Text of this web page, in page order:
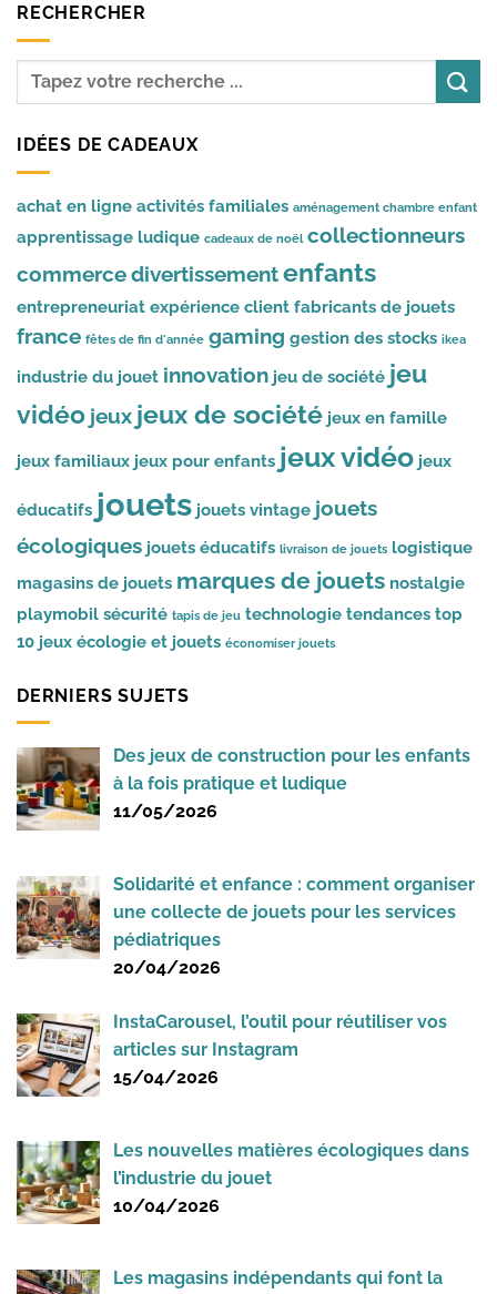
RECHERCHER
IDÉES DE CADEAUX
achat en ligne activités familiales aménagement chambre enfant
apprentissage ludique cadeaux de noël collectionneurs
commercedivertissementenfants
entrepreneuriat expérience client fabricants de jouets
france fêtes de fin d'année gaming gestion des stocks ikea
industrie du jouet innovation jeu de société jeu
vidéo jeux jeux de société jeux en famille
jeux familiaux jeux pour enfants jeux vidéo jeux
éducatifs jouets jouets vintage jouets
écologiques jouets éducatifs livraison de jouets logistique
magasins de jouets marques de jouets nostalgie
playmobil sécurité tapis de jeu technologie tendances top
10 jeux écologie et jouets économiser jouets
DERNIERS SUJETS
Des jeux de construction pour les enfants
à la fois pratique et ludique
11/05/2026
Solidarité et enfance : comment organiser
une collecte de jouets pour les services
pédiatriques
20/04/2026
InstaCarousel, l’outil pour réutiliser vos
articles sur Instagram
15/04/2026
Les nouvelles matières écologiques dans
l’industrie du jouet
10/04/2026
Les magasins indépendants qui font la